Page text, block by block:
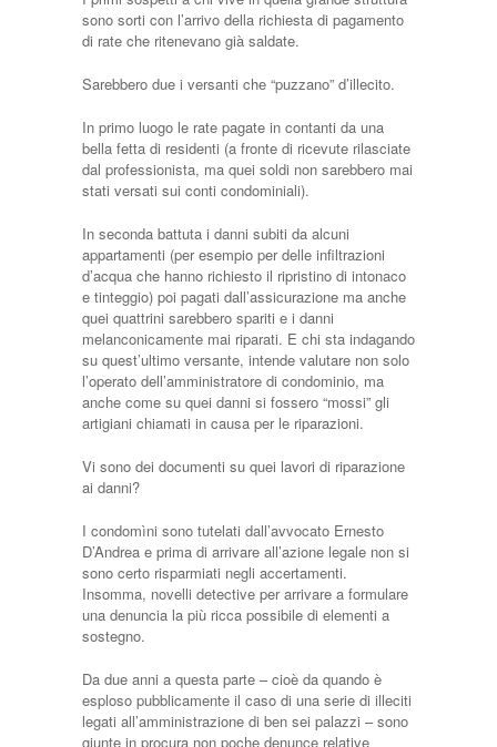
sono sorti con l’arrivo della richiesta di pagamento
di rate che ritenevano già saldate.
Sarebbero due i versanti che “puzzano” d’illecito.
In primo luogo le rate pagate in contanti da una
bella fetta di residenti (a fronte di ricevute rilasciate
dal professionista, ma quei soldi non sarebbero mai
stati versati sui conti condominiali).
In seconda battuta i danni subiti da alcuni
appartamenti (per esempio per delle infiltrazioni
d’acqua che hanno richiesto il ripristino di intonaco
e tinteggio) poi pagati dall’assicurazione ma anche
quei quattrini sarebbero spariti e i danni
melanconicamente mai riparati. E chi sta indagando
su quest’ultimo versante, intende valutare non solo
l’operato dell’amministratore di condominio, ma
anche come su quei danni si fossero “mossi” gli
artigiani chiamati in causa per le riparazioni.
Vi sono dei documenti su quei lavori di riparazione
ai danni?
I condomìni sono tutelati dall’avvocato Ernesto
D’Andrea e prima di arrivare all’azione legale non si
sono certo risparmiati negli accertamenti.
Insomma, novelli detective per arrivare a formulare
una denuncia la più ricca possibile di elementi a
sostegno.
Da due anni a questa parte – cioè da quando è
esploso pubblicamente il caso di una serie di illeciti
legati all’amministrazione di ben sei palazzi – sono
giunte in procura non poche denunce relative